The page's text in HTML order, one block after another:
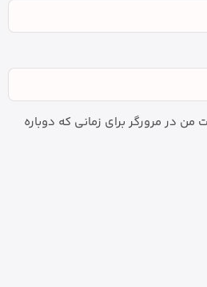
من در مرورگر برای زمانی که دوباره